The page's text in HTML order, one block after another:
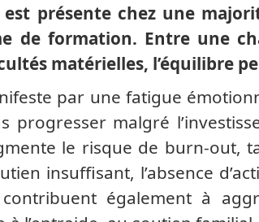
présente chez une
de formation. Entre une
matérielles, l’équilibre
par une fatigue
progresser malgré
le risque de burn-out,
insuffisant, l’absence
également à